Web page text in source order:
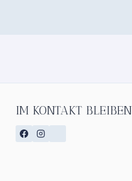
IM KONTAKT BLEIBEN